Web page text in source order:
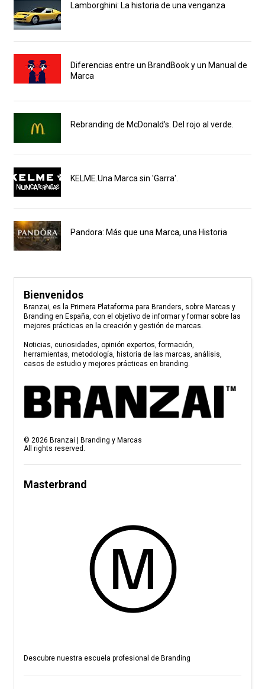
Lamborghini: La historia de una venganza
Diferencias entre un BrandBook y un Manual de
Marca
Rebranding de McDonald's. Del rojo al verde.
KELME.Una Marca sin 'Garra'.
Pandora: Más que una Marca, una Historia
Bienvenidos
Branzai, es la Primera Plataforma para Branders, sobre Marcas y
Branding en España, con el objetivo de informar y formar sobre las
mejores prácticas en la creación y gestión de marcas.
Noticias, curiosidades, opinión expertos, formación,
herramientas, metodología, historia de las marcas, análisis,
casos de estudio y mejores prácticas en branding.
© 2026 Branzai | Branding y Marcas
All rights reserved.
Masterbrand
Descubre nuestra escuela profesional de Branding